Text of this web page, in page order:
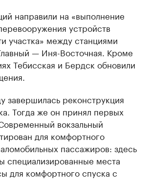
направили на «выполнение
устройств
участка» между станциями
— Иня-Восточная. Кроме
Тебисская и Бердск обновили
завершилась реконструкция
Тогда же он принял первых
вокзальный
для комфортного
пассажиров: здесь
специализированные места
для комфортного спуска с